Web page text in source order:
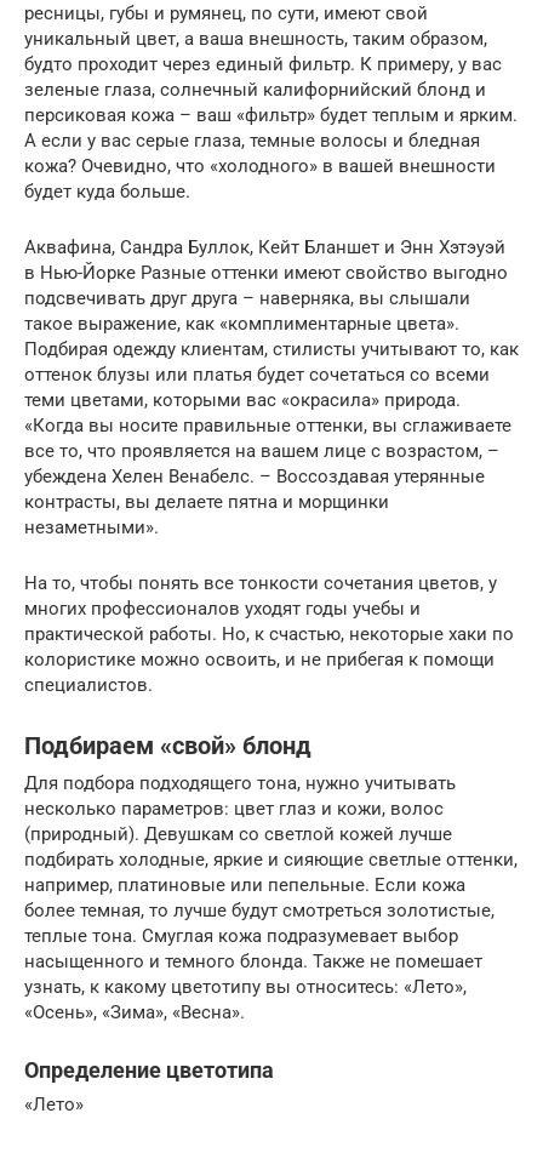
ресницы, губы и румянец, по сути, имеют свой
уникальный цвет, а ваша внешность, таким образом,
будто проходит через единый фильтр. К примеру, у вас
зеленые глаза, солнечный калифорнийский блонд и
персиковая кожа – ваш «фильтр» будет теплым и ярким.
А если у вас серые глаза, темные волосы и бледная
кожа? Очевидно, что «холодного» в вашей внешности
будет куда больше.
Аквафина, Сандра Буллок, Кейт Бланшет и Энн Хэтэуэй
в Нью-Йорке Разные оттенки имеют свойство выгодно
подсвечивать друг друга – наверняка, вы слышали
такое выражение, как «комплиментарные цвета».
Подбирая одежду клиентам, стилисты учитывают то, как
оттенок блузы или платья будет сочетаться со всеми
теми цветами, которыми вас «окрасила» природа.
«Когда вы носите правильные оттенки, вы сглаживаете
все то, что проявляется на вашем лице с возрастом, –
убеждена Хелен Венабелс. – Воссоздавая утерянные
контрасты, вы делаете пятна и морщинки
незаметными».
На то, чтобы понять все тонкости сочетания цветов, у
многих профессионалов уходят годы учебы и
практической работы. Но, к счастью, некоторые хаки по
колористике можно освоить, и не прибегая к помощи
специалистов.
Подбираем «свой» блонд
Для подбора подходящего тона, нужно учитывать
несколько параметров: цвет глаз и кожи, волос
(природный). Девушкам со светлой кожей лучше
подбирать холодные, яркие и сияющие светлые оттенки,
например, платиновые или пепельные. Если кожа
более темная, то лучше будут смотреться золотистые,
теплые тона. Смуглая кожа подразумевает выбор
насыщенного и темного блонда. Также не помешает
узнать, к какому цветотипу вы относитесь: «Лето»,
«Осень», «Зима», «Весна».
Определение цветотипа
«Лето»